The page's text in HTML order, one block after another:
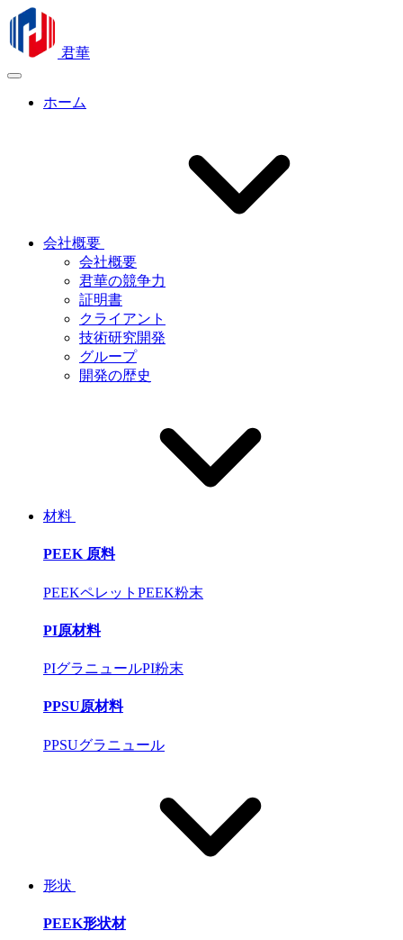
君華
ホーム
会社概要
会社概要
君華の競争力
証明書
クライアント
技術研究開発
グループ
開発の歴史
材料
PEEK 原料
PEEKペレット PEEK粉末
PI原材料
PIグラニュールPI粉末
PPSU原材料
PPSUグラニュール
形状
PEEK形状材